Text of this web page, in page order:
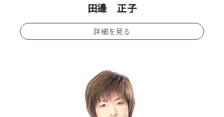
田邊 正子
詳細を見る